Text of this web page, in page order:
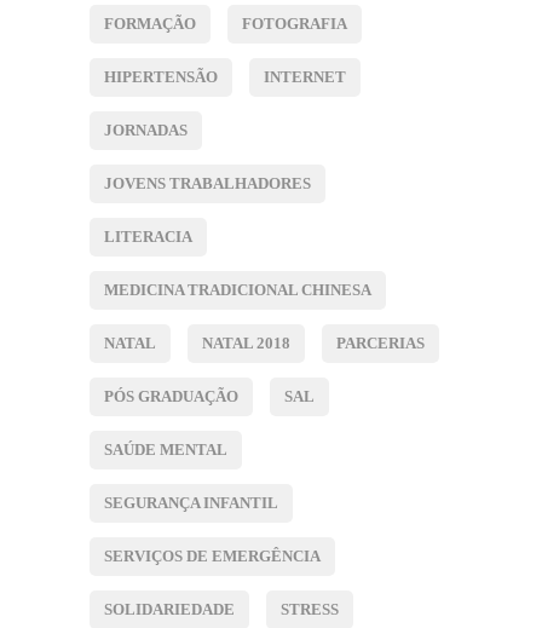
FORMAÇÃO FOTOGRAFIA
HIPERTENSÃO INTERNET
JORNADAS
JOVENS TRABALHADORES
LITERACIA
MEDICINA TRADICIONAL CHINESA
NATAL NATAL 2018 PARCERIAS
PÓS GRADUAÇÃO SAL
SAÚDE MENTAL
SEGURANÇA INFANTIL
SERVIÇOS DE EMERGÊNCIA
SOLIDARIEDADE STRESS